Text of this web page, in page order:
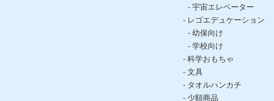
宇宙エレベーター
レゴエデュケーション
幼保向け
学校向け
科学おもちゃ
文具
タオルハンカチ
少額商品